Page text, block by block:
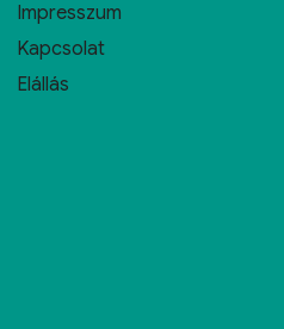
Impresszum
Kapcsolat
Elállás